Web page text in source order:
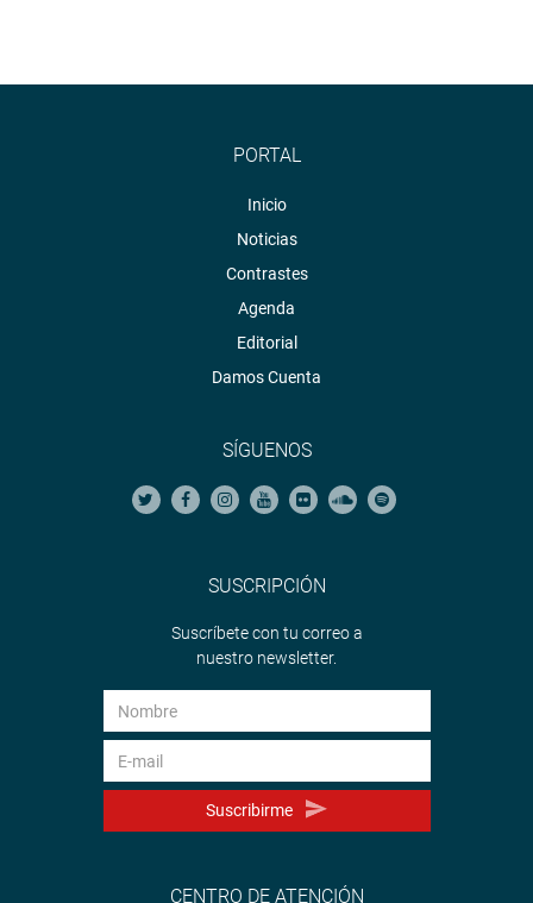
PORTAL
Inicio
Noticias
Contrastes
Agenda
Editorial
Damos Cuenta
SÍGUENOS
SUSCRIPCIÓN
Suscríbete con tu correo a
nuestro newsletter.
Suscribirme
CENTRO DE ATENCIÓN